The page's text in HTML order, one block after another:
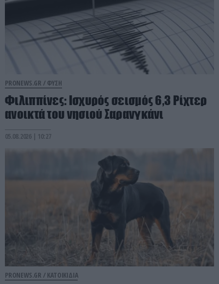
PRONEWS.GR / ΦΥΣΗ
Φιλιππίνες: Ισχυρός σεισμός 6,3 Ρίχτερ
ανοικτά του νησιού Σαρανγκάνι
05.08.2026 | 10:27
PRONEWS.GR / ΚΑΤΟΙΚΙΔΙΑ